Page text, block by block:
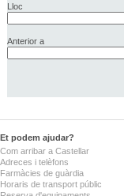
Lloc
Anterior a
Et podem ajudar?
Com arribar a Castellar
Adreces i telèfons
Farmàcies de guàrdia
Horaris de transport públic